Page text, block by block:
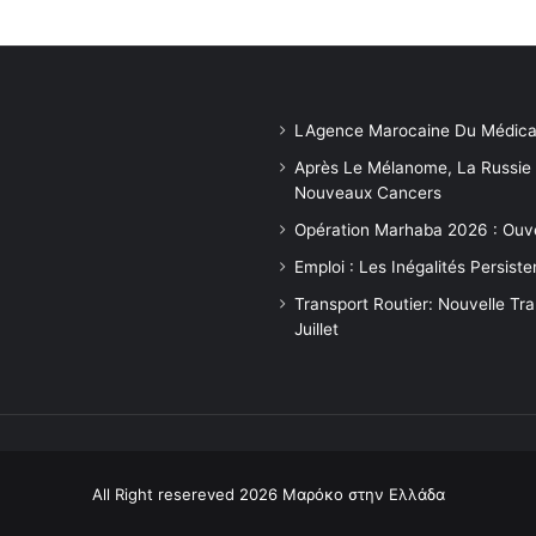
LAgence Marocaine Du
Après Le Mélanome, La
Nouveaux Cancers
Opération Marhaba 2026 :
Emploi : Les Inégalités
Transport Routier: Nouvelle
Juillet
All Right resereved 2026 Μαρόκο στην Ελλάδα